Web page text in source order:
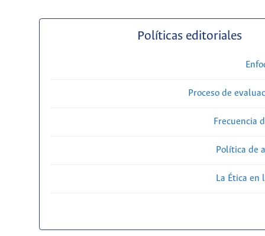
Políticas editoriales
Proceso de
Frecuencia
Política de
La Ética en